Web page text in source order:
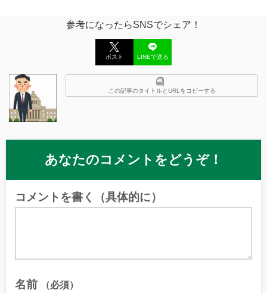
参考になったらSNSでシェア！
ポスト LINEで送る
この記事のタイトルとURLをコピーする
あなたのコメントをどうぞ！
コメントを書く（具体的に）
名前 （必須）